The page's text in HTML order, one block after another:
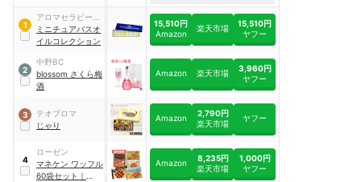
1
アロマセラピー ア
ソシエイツ
ミニチュアバスオ
イルコレクション
15,510円
Amazon
楽天市場
15,510円
ヤフー
2
中野BC
blossom さくら梅
酒
Amazon 楽天市場
3,960円
ヤフー
3
テオブロマ
じゃり
Amazon
2,790円
楽天市場
ヤフー
4
ローゼン
マネケン ワッフル
60袋セット ｜
Amazon
8,235円
楽天市場
1,000円
ヤフー